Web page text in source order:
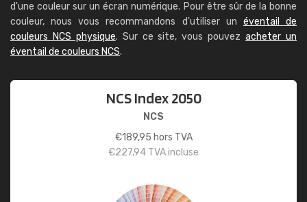
d'une couleur sur un écran numérique. Pour être sûr de la bonne
couleur, nous vous recommandons d'utiliser un éventail de
couleurs NCS physique. Sur ce site, vous pouvezacheter un
éventail de couleurs NCS.
NCS Index 2050
NCS
€189,95 hors TVA
€227,94 TVA incluse